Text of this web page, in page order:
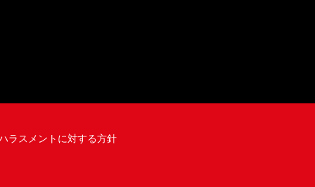
ラスメントに対する方針